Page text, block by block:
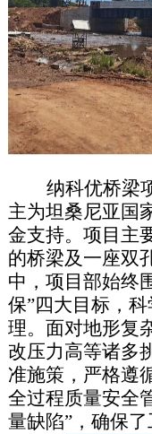
纳科优桥梁
主为坦桑尼亚国
金支持。项目主
的桥梁及一座双
中，项目部始终
保”四大目标，
理。面对地形复
改压力高等诸多
准施策，严格遵
全过程质量安全
量缺陷”，确保了